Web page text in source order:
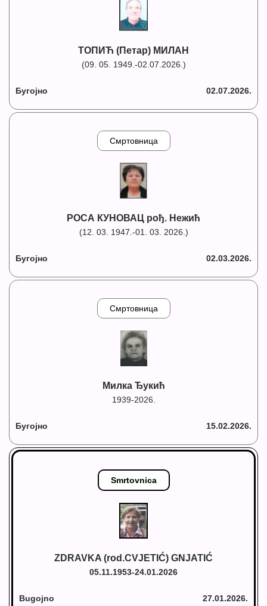
ТОПИЋ (Петар) МИЛАН
(09. 05. 1949.-02.07.2026.)
Бугојно 02.07.2026.
Смртовница
РОСА КУНОВАЦ рођ. Нежић
(12. 03. 1947.-01. 03. 2026.)
Бугојно 02.03.2026.
Смртовница
Милка Ђукић
1939-2026.
Бугојно 15.02.2026.
Smrtovnica
ZDRAVKA (rod.CVJETIĆ) GNJATIĆ
05.11.1953-24.01.2026
Bugojno 27.01.2026.